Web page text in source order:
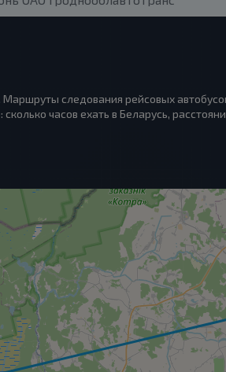
следования рейсовых
часов ехать в Беларусь,